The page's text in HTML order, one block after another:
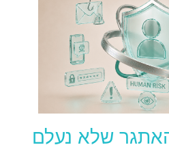
שלא נעלם